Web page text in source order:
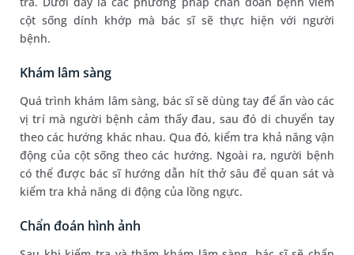
cột sống dính khớp mà bác sĩ sẽ thực hiện với người
bệnh.
Khám lâm sàng
Quá trình khám lâm sàng, bác sĩ sẽ dùng tay để ấn vào các
vị trí mà người bệnh cảm thấy đau, sau đó di chuyển tay
theo các hướng khác nhau. Qua đó, kiểm tra khả năng vận
động của cột sống theo các hướng. Ngoài ra, người bệnh
có thể được bác sĩ hướng dẫn hít thở sâu để quan sát và
kiểm tra khả năng di động của lồng ngực.
Chẩn đoán hình ảnh